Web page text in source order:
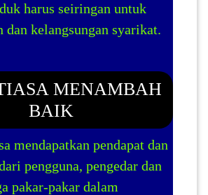
harus seiringan untuk
dan kelangsungan syarikat.
MENAMBAH
BAIK
mendapatkan pendapat dan
pengguna, pengedar dan
pakar-pakar dalam